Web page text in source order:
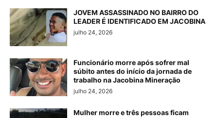
JOVEM ASSASSINADO NO BAIRRO DO
LEADER É IDENTIFICADO EM JACOBINA
julho 24, 2026
Funcionário morre após sofrer mal
súbito antes do início da jornada de
trabalho na Jacobina Mineração
julho 24, 2026
Mulher morre e três pessoas ficam